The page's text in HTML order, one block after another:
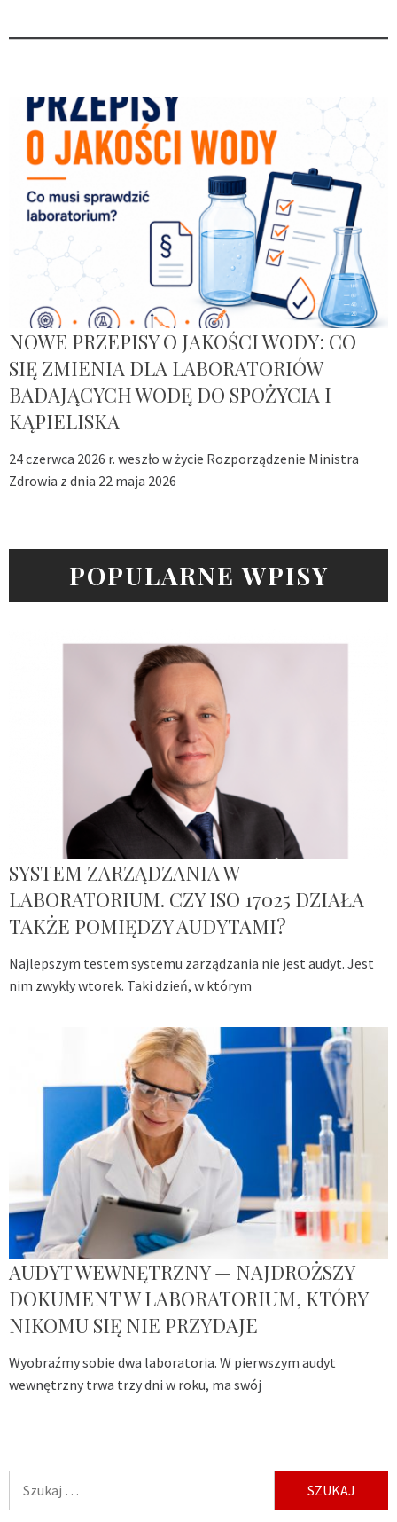
NOWE PRZEPISY O JAKOŚCI WODY: CO
SIĘ ZMIENIA DLA LABORATORIÓW
BADAJĄCYCH WODĘ DO SPOŻYCIA I
KĄPIELISKA
24 czerwca 2026 r. weszło w życie Rozporządzenie Ministra
Zdrowia z dnia 22 maja 2026
POPULARNE WPISY
SYSTEM ZARZĄDZANIA W
LABORATORIUM. CZY ISO 17025 DZIAŁA
TAKŻE POMIĘDZY AUDYTAMI?
Najlepszym testem systemu zarządzania nie jest audyt. Jest
nim zwykły wtorek. Taki dzień, w którym
AUDYT WEWNĘTRZNY — NAJDROŻSZY
DOKUMENT W LABORATORIUM, KTÓRY
NIKOMU SIĘ NIE PRZYDAJE
Wyobraźmy sobie dwa laboratoria. W pierwszym audyt
wewnętrzny trwa trzy dni w roku, ma swój